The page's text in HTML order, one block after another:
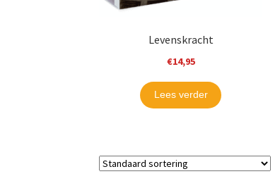
Levenskracht
€14,95
Lees verder